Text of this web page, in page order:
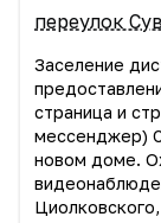
переулок
Заселение
страница и
мессенджер)
новом доме.